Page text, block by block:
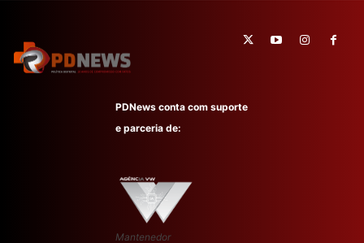
PDNews conta com suporte
e parceria de:
Mantenedor